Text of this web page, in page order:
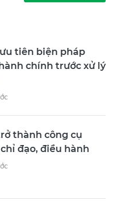
tiên biện pháp
chính trước xử lý
thành công cụ
đạo, điều hành